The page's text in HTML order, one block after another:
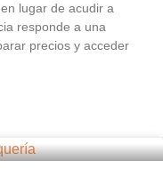
lugar de acudir a
responde a una
precios y acceder